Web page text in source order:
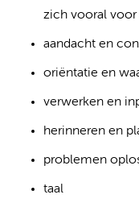
zich vooral voor
aandacht en
oriëntatie en
verwerken en
herinneren en
problemen
taal